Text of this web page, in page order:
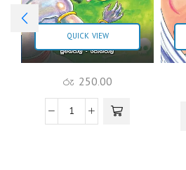
QUICK VIEW
රු 250.00